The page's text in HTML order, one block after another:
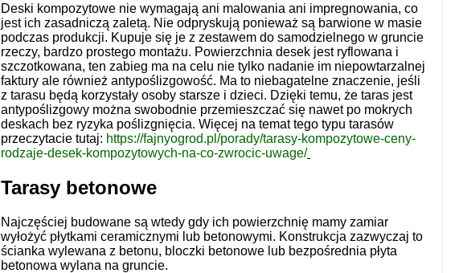
Deski kompozytowe nie wymagają ani malowania ani impregnowania, co
jest ich zasadniczą zaletą. Nie odpryskują ponieważ są barwione w masie
podczas produkcji. Kupuje się je z zestawem do samodzielnego w gruncie
rzeczy, bardzo prostego montażu. Powierzchnia desek jest ryflowana i
szczotkowana, ten zabieg ma na celu nie tylko nadanie im niepowtarzalnej
faktury ale również antypoślizgowość. Ma to niebagatelne znaczenie, jeśli
z tarasu będą korzystały osoby starsze i dzieci. Dzięki temu, że taras jest
antypoślizgowy można swobodnie przemieszczać się nawet po mokrych
deskach bez ryzyka poślizgnięcia. Więcej na temat tego typu tarasów
przeczytacie tutaj: https://fajnyogrod.pl/porady/tarasy-kompozytowe-ceny-
rodzaje-desek-kompozytowych-na-co-zwrocic-uwage/
Tarasy betonowe
Najczęściej budowane są wtedy gdy ich powierzchnię mamy zamiar
wyłożyć płytkami ceramicznymi lub betonowymi. Konstrukcja zazwyczaj to
ścianka wylewana z betonu, bloczki betonowe lub bezpośrednia płyta
betonowa wylana na gruncie.